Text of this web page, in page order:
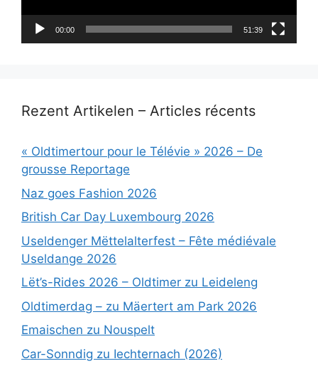
00:00 51:39
Rezent Artikelen – Articles récents
« Oldtimertour pour le Télévie » 2026 – De
grousse Reportage
Naz goes Fashion 2026
British Car Day Luxembourg 2026
Useldenger Mëttelalterfest – Fête médiévale
Useldange 2026
Lët’s-Rides 2026 – Oldtimer zu Leideleng
Oldtimerdag – zu Mäertert am Park 2026
Emaischen zu Nouspelt
Car-Sonndig zu Iechternach (2026)